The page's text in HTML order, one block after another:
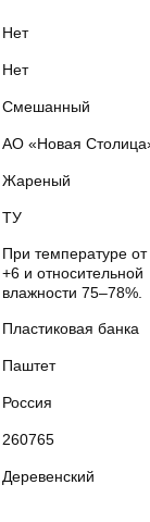
Нет
Нет
Смешанный
АО «Новая
Жареный
ТУ
При температуре
+6 и относительной
влажности 75–78%.
Пластиковая банка
Паштет
Россия
260765
Деревенский